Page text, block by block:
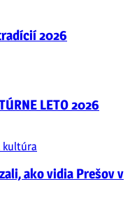
2026
LETO 2026
kultúra
ako vidia Prešov v